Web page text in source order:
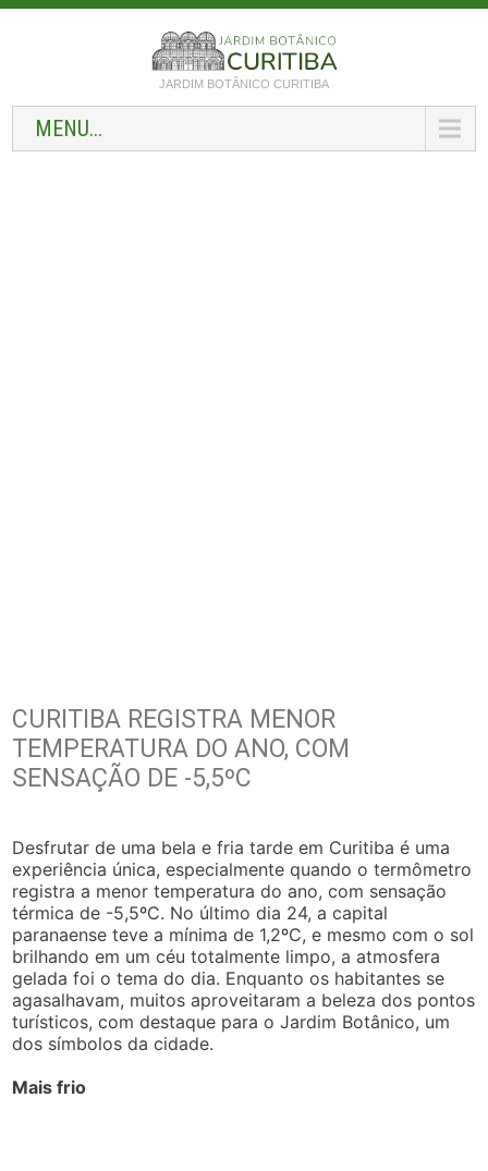
JARDIM BOTÂNICO CURITIBA
MENU...
CURITIBA REGISTRA MENOR
TEMPERATURA DO ANO, COM
SENSAÇÃO DE -5,5ºC
Desfrutar de uma bela e fria tarde em Curitiba é uma
experiência única, especialmente quando o termômetro
registra a menor temperatura do ano, com sensação
térmica de -5,5ºC. No último dia 24, a capital
paranaense teve a mínima de 1,2ºC, e mesmo com o sol
brilhando em um céu totalmente limpo, a atmosfera
gelada foi o tema do dia. Enquanto os habitantes se
agasalhavam, muitos aproveitaram a beleza dos pontos
turísticos, com destaque para o Jardim Botânico, um
dos símbolos da cidade.
Mais frio